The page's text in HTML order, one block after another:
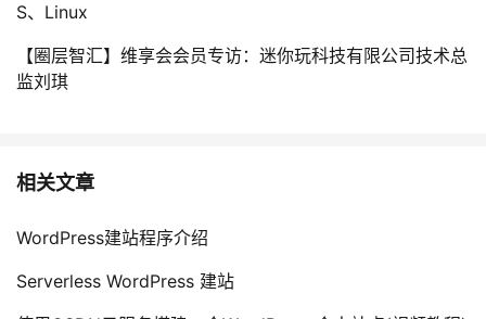
S、Linux
【圈层智汇】维享会会员专访：迷你玩科技有限公司技术总
监刘琪
相关文章
WordPress建站程序介绍
Serverless WordPress 建站